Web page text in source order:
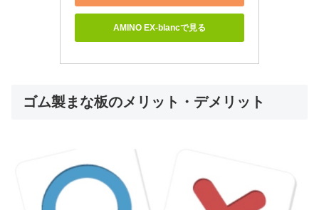
AMINO EX-blancで見る
ゴム製まな板のメリット・デメリット